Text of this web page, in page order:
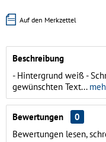
Auf den Merkzettel
Beschreibung
- Hintergrund weiß -
gewünschten Text...
Bewertungen
0
Bewertungen lesen,